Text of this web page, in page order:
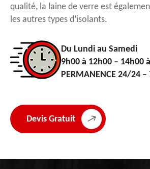
qualité, la laine de verre est
les autres types d’isolants.
Du Lundi au Samedi
9h00 à 12h00 – 14h00
PERMANENCE 24/24 –
Devis Gratuit